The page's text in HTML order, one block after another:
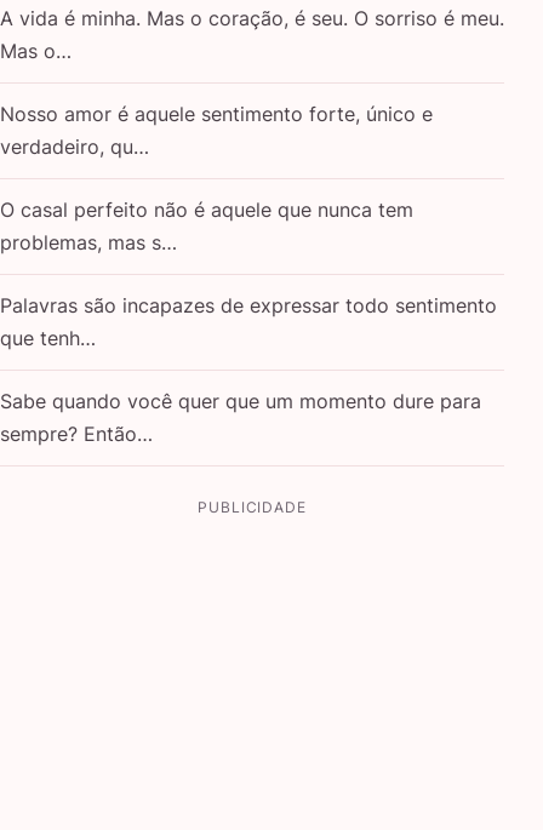
A vida é minha. Mas o coração, é seu. O sorriso é meu.
Mas o…
Nosso amor é aquele sentimento forte, único e
verdadeiro, qu…
O casal perfeito não é aquele que nunca tem
problemas, mas s…
Palavras são incapazes de expressar todo sentimento
que tenh…
Sabe quando você quer que um momento dure para
sempre? Então…
PUBLICIDADE